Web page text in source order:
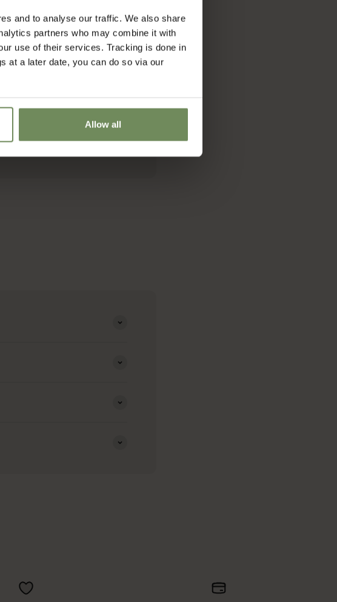
and to analyse our traffic. We also share
partners who may combine it with
use of their services. Tracking is done in
at a later date, you can do so via our
Allow all